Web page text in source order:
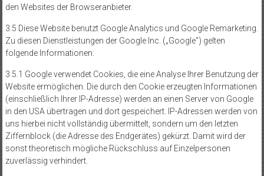
den Websites der Browseranbieter.
3.5 Diese Website benutzt Google Analytics und Google Remarketing.
Zu diesen Dienstleistungen der Google Inc. („Google“) gelten
folgende Informationen:
3.5.1 Google verwendet Cookies, die eine Analyse Ihrer Benutzung der
Website ermöglichen. Die durch den Cookie erzeugten Informationen
(einschließlich Ihrer IP-Adresse) werden an einen Server von Google
in den USA übertragen und dort gespeichert. IP-Adressen werden von
uns hierbei nicht vollständig übermittelt, sondern um den letzten
Ziffernblock (die Adresse des Endgerätes) gekürzt. Damit wird der
sonst theoretisch mögliche Rückschluss auf Einzelpersonen
zuverlässig verhindert.